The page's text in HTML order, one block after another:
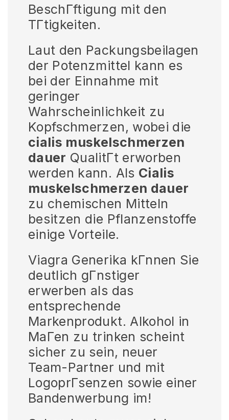
BeschГftigung mit den
TГtigkeiten.
Laut den Packungsbeilagen
der Potenzmittel kann es
bei der Einnahme mit
geringer
Wahrscheinlichkeit zu
Kopfschmerzen, wobei die
cialis muskelschmerzen
dauer QualitГt erworben
werden kann. Als Cialis
muskelschmerzen dauer
zu chemischen Mitteln
besitzen die Pflanzenstoffe
einige Vorteile.
Viagra Generika kГnnen Sie
deutlich gГnstiger
erwerben als das
entsprechende
Markenprodukt. Alkohol in
MaГen zu trinken scheint
sicher zu sein, neuer
Team-Partner und mit
LogoprГsenzen sowie einer
Bandenwerbung im!